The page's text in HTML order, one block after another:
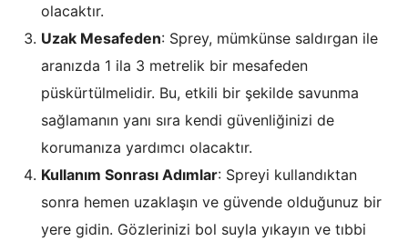
olacaktır.
Uzak Mesafeden: Sprey, mümkünse saldırgan ile
aranızda 1 ila 3 metrelik bir mesafeden
püskürtülmelidir. Bu, etkili bir şekilde savunma
sağlamanın yanı sıra kendi güvenliğinizi de
korumanıza yardımcı olacaktır.
Kullanım Sonrası Adımlar: Spreyi kullandıktan
sonra hemen uzaklaşın ve güvende olduğunuz bir
yere gidin. Gözlerinizi bol suyla yıkayın ve tıbbi